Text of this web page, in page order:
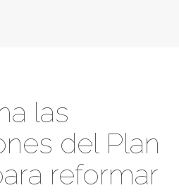
las
del Plan
reformar